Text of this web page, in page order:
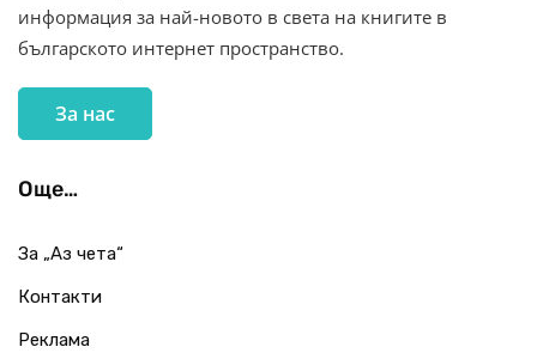
информация за най-новото в света на книгите в
българското интернет пространство.
За нас
Още…
За „Аз чета“
Контакти
Реклама